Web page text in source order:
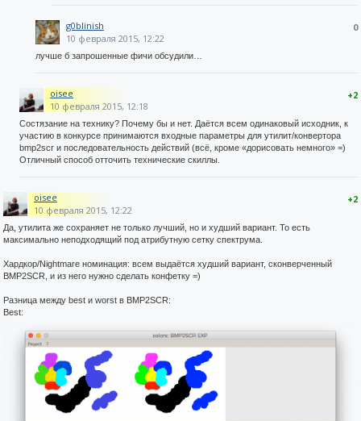
0
g0blinish
10 февраля 2015, 12:22
лучше б запрошенные фичи обсудили…
+2
oisee
10 февраля 2015, 12:18
Состязание на технику? Почему бы и нет. Даётся всем одинаковый исходник, к
участию в конкурсе принимаются входные параметры для утилит/конвертора
bmp2scr и последовательность действий (всё, кроме «дорисовать немного» =)
Отличный способ отточить технические скиллы.
+2
oisee
10 февраля 2015, 12:22
Да, утилита же сохраняет не только лучший, но и худший вариант. То есть
максимально неподходящий под атрибутную сетку спектрума.
Хардкор/Nightmare номинация: всем выдаётся худший вариант, сконверченный
BMP2SCR, и из него нужно сделать конфетку =)
Разница между best и worst в BMP2SCR:
Best: